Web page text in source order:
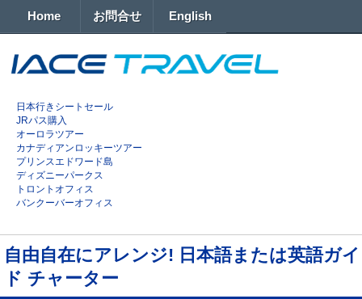
Home お問合せ English
日本行きシートセール
JRパス購入
オーロラツアー
カナディアンロッキーツアー
プリンスエドワード島
ディズニーパークス
トロントオフィス
バンクーバーオフィス
自由自在にアレンジ! 日本語または英語ガイ
ド チャーター